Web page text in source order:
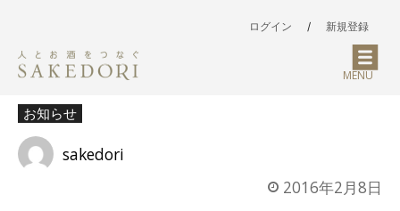
ログイン / 新規登録
MENU
お知らせ
sakedori
2016年2月8日